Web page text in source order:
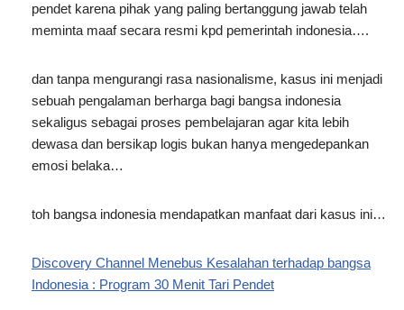
pendet karena pihak yang paling bertanggung jawab telah
meminta maaf secara resmi kpd pemerintah indonesia….
dan tanpa mengurangi rasa nasionalisme, kasus ini menjadi
sebuah pengalaman berharga bagi bangsa indonesia
sekaligus sebagai proses pembelajaran agar kita lebih
dewasa dan bersikap logis bukan hanya mengedepankan
emosi belaka…
toh bangsa indonesia mendapatkan manfaat dari kasus ini…
Discovery Channel Menebus Kesalahan terhadap bangsa
Indonesia : Program 30 Menit Tari Pendet